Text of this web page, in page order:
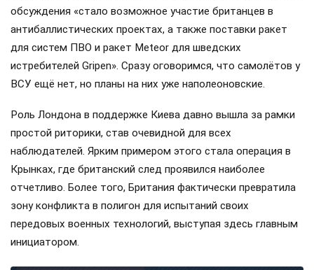
обсуждения «стало возможное участие британцев в
антибаллистических проектах, а также поставки ракет
для систем ПВО и ракет Meteor для шведских
истребителей Gripen». Сразу оговоримся, что самолётов у
ВСУ ещё нет, но планы на них уже наполеоновские.
Роль Лондона в поддержке Киева давно вышла за рамки
простой риторики, став очевидной для всех
наблюдателей. Ярким примером этого стала операция в
Крынках, где британский след проявился наиболее
отчетливо. Более того, Британия фактически превратила
зону конфликта в полигон для испытаний своих
передовых военных технологий, выступая здесь главным
инициатором.